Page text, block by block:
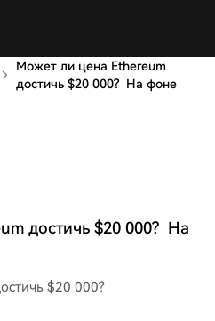
Может ли цена Ethereum
достичь $20 000? На фоне
достичь $20 000? На
$20 000?